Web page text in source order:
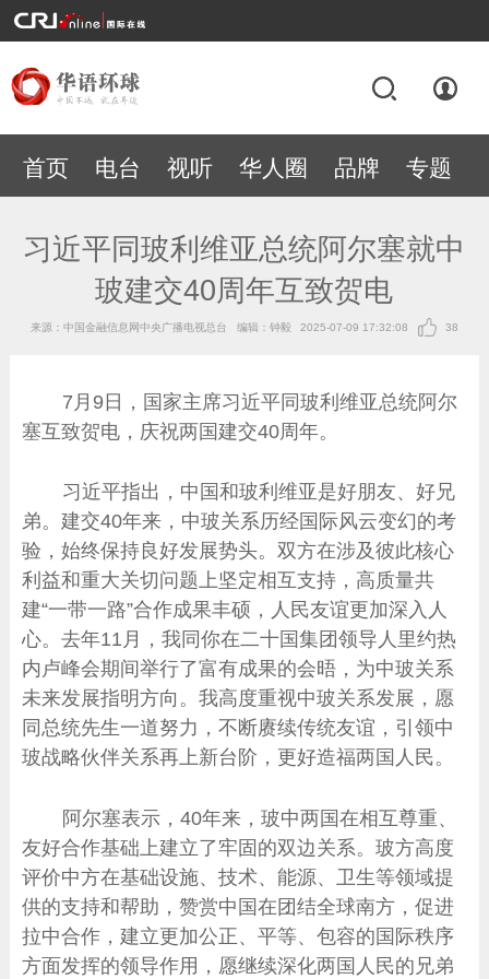
首页 电台 视听 华人圈 品牌 专题
习近平同玻利维亚总统阿尔塞就中
玻建交40周年互致贺电
来源：中国金融信息网中央广播电视总台 编辑：钟毅 2025-07-09 17:32:08 38
7月9日，国家主席习近平同玻利维亚总统阿尔
塞互致贺电，庆祝两国建交40周年。
习近平指出，中国和玻利维亚是好朋友、好兄
弟。建交40年来，中玻关系历经国际风云变幻的考
验，始终保持良好发展势头。双方在涉及彼此核心
利益和重大关切问题上坚定相互支持，高质量共
建“一带一路”合作成果丰硕，人民友谊更加深入人
心。去年11月，我同你在二十国集团领导人里约热
内卢峰会期间举行了富有成果的会晤，为中玻关系
未来发展指明方向。我高度重视中玻关系发展，愿
同总统先生一道努力，不断赓续传统友谊，引领中
玻战略伙伴关系再上新台阶，更好造福两国人民。
阿尔塞表示，40年来，玻中两国在相互尊重、
友好合作基础上建立了牢固的双边关系。玻方高度
评价中方在基础设施、技术、能源、卫生等领域提
供的支持和帮助，赞赏中国在团结全球南方，促进
拉中合作，建立更加公正、平等、包容的国际秩序
方面发挥的领导作用，愿继续深化两国人民的兄弟